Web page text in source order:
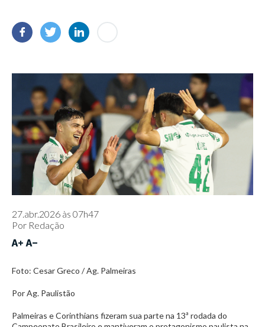
27.abr.2026 às 07h47
Por Redação
Foto: Cesar Greco / Ag. Palmeiras
Por Ag. Paulistão
Palmeiras e Corinthians fizeram sua parte na 13ª rodada do